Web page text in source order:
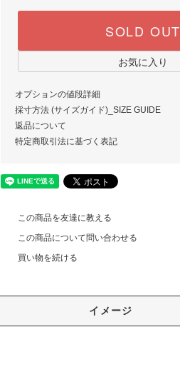
SOLD OUT
お気に入り
オプションの値段詳細
採寸方法 (サイズガイド)_SIZE GUIDE
返品について
特定商取引法に基づく表記
この商品を友達に教える
この商品について問い合わせる
買い物を続ける
イメージ